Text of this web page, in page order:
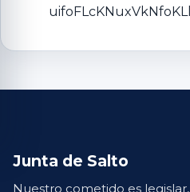
uifoFLcKNuxVkNfoKLl
Junta de Salto
Nuestro cometido es